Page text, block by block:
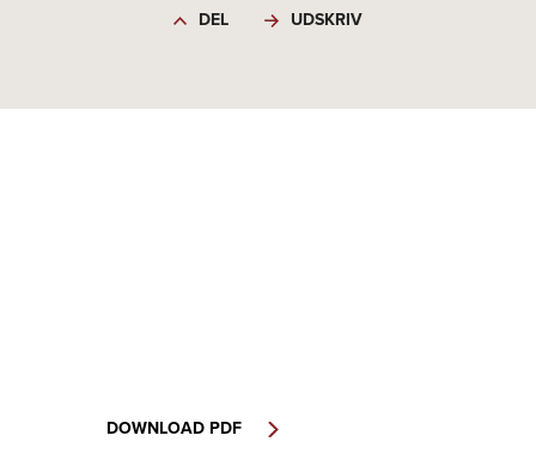
DEL UDSKRIV
DOWNLOAD PDF